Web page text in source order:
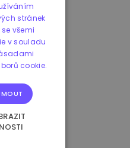
stránek
všemi
v souladu
cookie.